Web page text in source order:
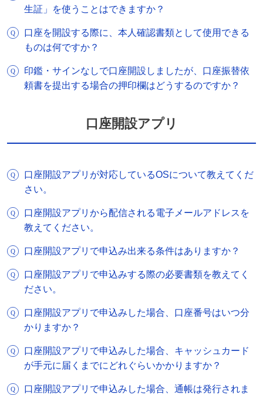
生証」を使うことはできますか？
口座を開設する際に、本人確認書類として使用できる
ものは何ですか？
印鑑・サインなしで口座開設しましたが、口座振替依
頼書を提出する場合の押印欄はどうするのですか？
口座開設アプリ
口座開設アプリが対応しているOSについて教えてくだ
さい。
口座開設アプリから配信される電子メールアドレスを
教えてください。
口座開設アプリで申込み出来る条件はありますか？
口座開設アプリで申込みする際の必要書類を教えてく
ださい。
口座開設アプリで申込みした場合、口座番号はいつ分
かりますか？
口座開設アプリで申込みした場合、キャッシュカード
が手元に届くまでにどれぐらいかかりますか？
口座開設アプリで申込みした場合、通帳は発行されま